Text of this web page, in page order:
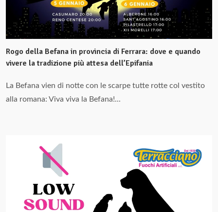
Rogo della Befana in provincia di Ferrara: dove e quando
vivere la tradizione più attesa dell’Epifania
La Befana vien di notte con le scarpe tutte rotte col vestito
alla romana: Viva viva la Befana!...